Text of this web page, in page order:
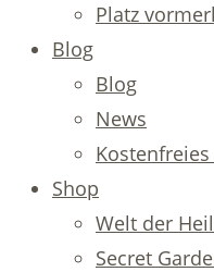
Platz
Blog
Blog
News
Shop
Welt der
Secret